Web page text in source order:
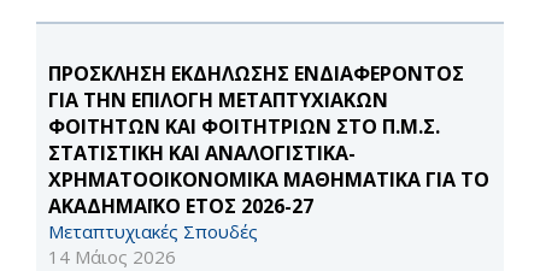
ΠΡΟΣΚΛΗΣΗ ΕΚΔΗΛΩΣΗΣ ΕΝΔΙΑΦΕΡΟΝΤΟΣ
ΓΙΑ ΤΗΝ ΕΠΙΛΟΓΗ ΜΕΤΑΠΤΥΧΙΑΚΩΝ
ΦΟΙΤΗΤΩΝ ΚΑΙ ΦΟΙΤΗΤΡΙΩΝ ΣΤΟ Π.Μ.Σ.
ΣΤΑΤΙΣΤΙΚΗ ΚΑΙ ΑΝΑΛΟΓΙΣΤΙΚΑ-
ΧΡΗΜΑΤΟΟΙΚΟΝΟΜΙΚΑ ΜΑΘΗΜΑΤΙΚΑ ΓΙΑ ΤΟ
ΑΚΑΔΗΜΑΪΚΟ ΕΤΟΣ 2026-27
Μεταπτυχιακές Σπουδές
14 Μάιος 2026